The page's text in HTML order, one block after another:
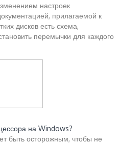
настроек
прилагаемой к
дисков есть схема,
перемычки для каждого
на Windows?
быть осторожным, чтобы не